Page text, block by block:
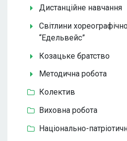
Дистанційне навчання
Світлини
“Едельвейс”
Козацьке братство
Методична робота
Колектив
Виховна робота
Національно-